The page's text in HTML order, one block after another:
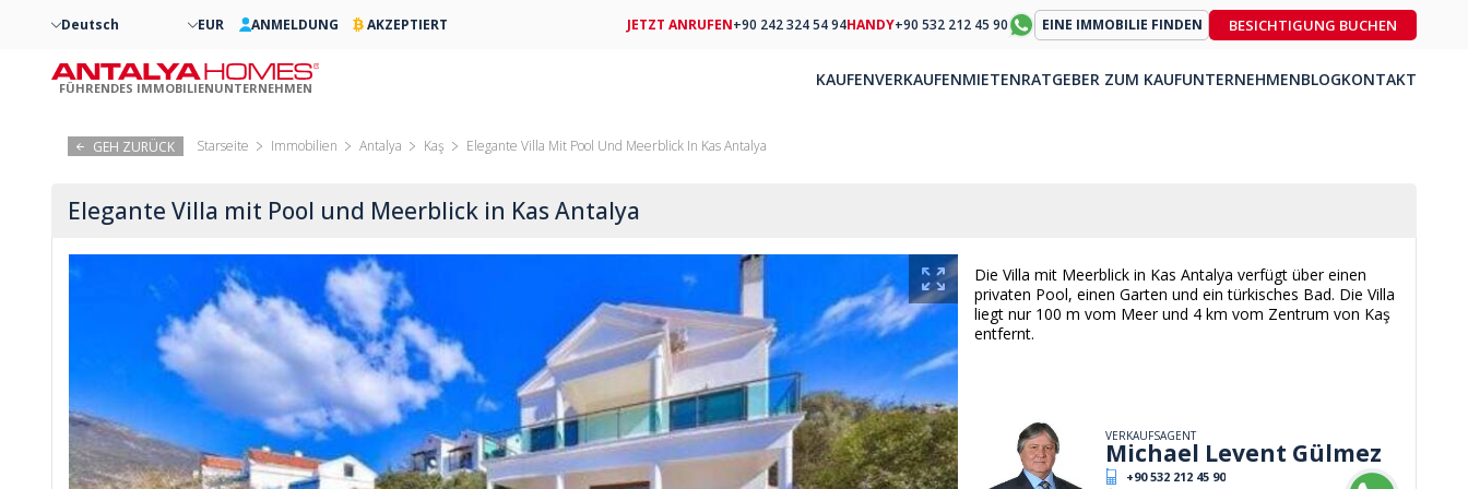
GEH ZURÜCK Starseite Immobilien Antalya Kaş Elegante Villa Mit Pool Und Meerblick In Kas Antalya
Elegante Villa mit Pool und Meerblick in Kas Antalya
Die Villa mit Meerblick in Kas Antalya verfügt über einen
privaten Pool, einen Garten und ein türkisches Bad. Die Villa
liegt nur 100 m vom Meer und 4 km vom Zentrum von Kaş
entfernt.
VERKAUFSAGENT
Michael Levent Gülmez
+90 532 212 45 90
Deutsch EUR ANMELDUNG AKZEPTIERT
FÜHRENDES IMMOBILIENUNTERNEHMEN
JETZT ANRUFEN+90 242 324 54 94HANDY+90 532 212 45 90 EINE IMMOBILIE FINDEN BESICHTIGUNG BUCHEN
KAUFENVERKAUFENMIETENRATGEBER ZUM KAUFUNTERNEHMENBLOGKONTAKT